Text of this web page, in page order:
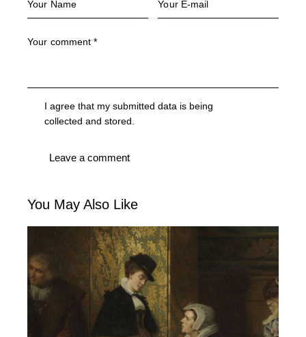
I agree that my submitted data is being
collected and stored.
You May Also Like